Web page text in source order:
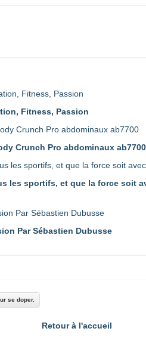
Fitness, Passion
Crunch Pro abdominaux ab7700
les sportifs, et que la force soit
Par Sébastien Dubusse
se doper.
Retour à l'accueil